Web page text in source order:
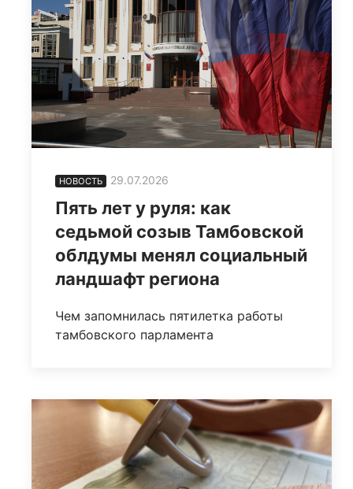
НОВОСТЬ 29.07.2026
Пять лет у руля: как
седьмой созыв Тамбовской
облдумы менял социальный
ландшафт региона
Чем запомнилась пятилетка работы
тамбовского парламента